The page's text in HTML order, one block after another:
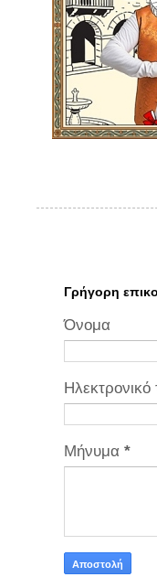
Γρήγορη
Όνομα
Ηλεκτρονικό
Μήνυμα *